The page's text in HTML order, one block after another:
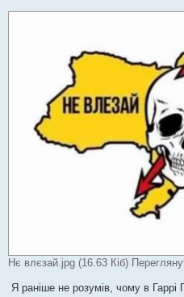
Нє влєзай.jpg (16.63 Кіб)
Я раніше не розумів, чому в Гаррі